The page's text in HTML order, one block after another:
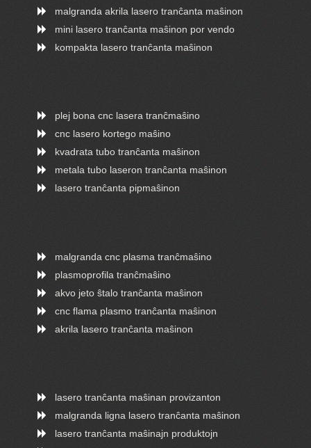
malgranda akrila lasero tranĉanta maŝinon
mini lasero tranĉanta maŝinon por vendo
kompakta lasero tranĉanta maŝinon
plej bona cnc lasera tranĉmaŝino
cnc lasero kortego maŝino
kvadrata tubo tranĉanta maŝinon
metala tubo laseron tranĉanta maŝinon
lasero tranĉanta pipmaŝinon
malgranda cnc plasma tranĉmaŝino
plasmoprofila tranĉmaŝino
akvo jeto ŝtalo tranĉanta maŝinon
cnc flama plasmo tranĉanta maŝinon
akrila lasero tranĉanta maŝinon
lasero tranĉanta maŝinan provizanton
malgranda ligna lasero tranĉanta maŝinon
lasero tranĉanta maŝinajn produktojn